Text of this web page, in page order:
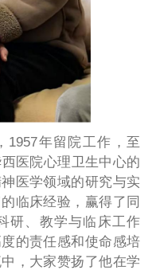
1957年留院工作，至
医院心理卫生中心的
医学领域的研究与实
临床经验，赢得了同
研、教学与临床工作
的责任感和使命感培
，大家赞扬了他在学